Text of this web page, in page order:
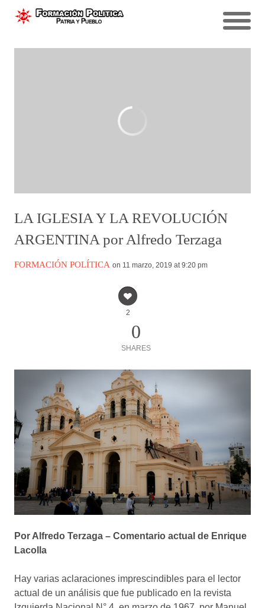
LA IGLESIA Y LA REVOLUCIÓN
ARGENTINA por Alfredo Terzaga
FORMACIÓN POLÍTICA on 11 marzo, 2019 at 9:20 pm
2
0
SHARES
Por Alfredo Terzaga – Comentario actual de Enrique
Lacolla
Hay varias aclaraciones imprescindibles para el lector
actual de un análisis que fue publicado en la revista